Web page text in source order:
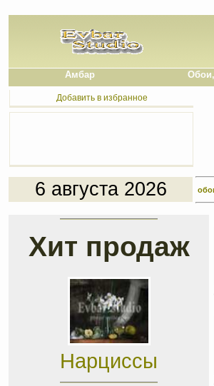
Амбар Обои,
Добавить в избранное
6 августа 2026
Хит продаж
Нарциссы